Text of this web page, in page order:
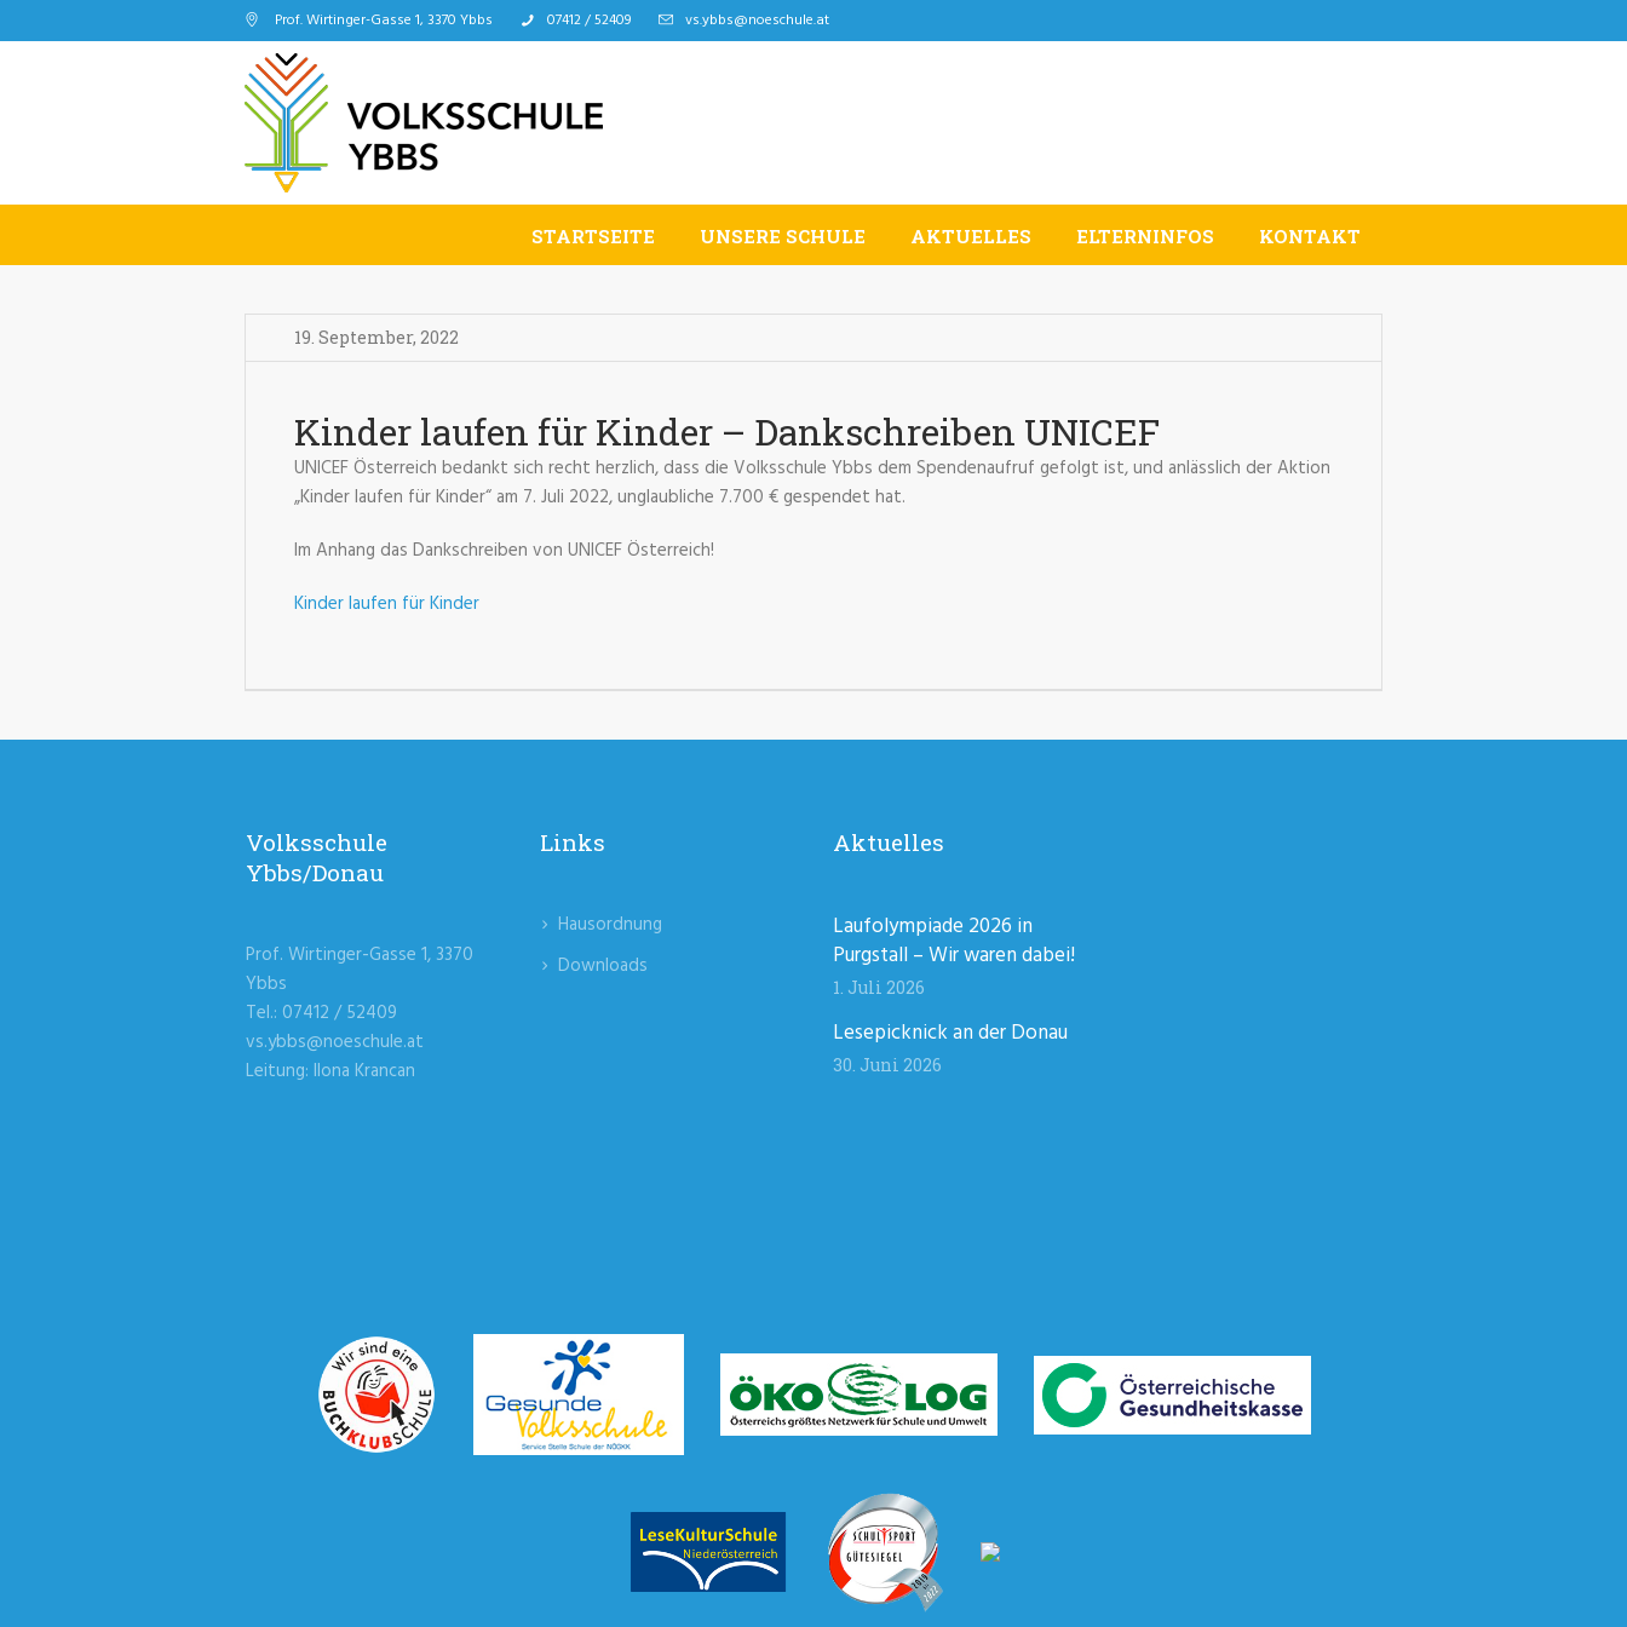
Prof. Wirtinger-Gasse 1, 3370 Ybbs 07412 / 52409 vs.ybbs@noeschule.at
STARTSEITE UNSERE SCHULE AKTUELLES ELTERNINFOS KONTAKT
19. September, 2022
Kinder laufen für Kinder – Dankschreiben UNICEF
UNICEF Österreich bedankt sich recht herzlich, dass die Volksschule Ybbs dem Spendenaufruf gefolgt ist, und anlässlich der Aktion
„Kinder laufen für Kinder“ am 7. Juli 2022, unglaubliche 7.700 € gespendet hat.
Im Anhang das Dankschreiben von UNICEF Österreich!
Kinder laufen für Kinder
Volksschule
Ybbs/Donau
Prof. Wirtinger-Gasse 1, 3370
Ybbs
Tel.: 07412 / 52409
vs.ybbs@noeschule.at
Leitung: Ilona Krancan
Links
Hausordnung
Downloads
Aktuelles
Laufolympiade 2026 in
Purgstall – Wir waren dabei!
1. Juli 2026
Lesepicknick an der Donau
30. Juni 2026